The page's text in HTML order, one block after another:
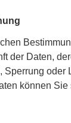
der Daten,
können